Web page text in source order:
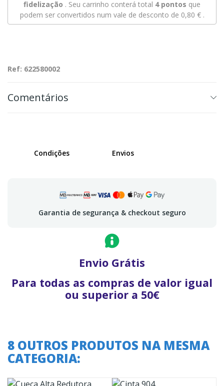
fidelização . Seu carrinho conterá total 4pontos que
podem ser convertidos num vale de desconto de 0,80 €.
Ref: 622580002
Comentários
Condições Envios
Garantia de segurança & checkout seguro
Envio Grátis
Para todas as compras de valor igual
ou superior a 50€
8 OUTROS PRODUTOS NA MESMA
CATEGORIA: